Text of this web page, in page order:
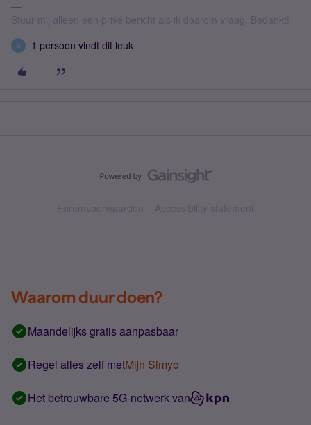
Stuur mij alleen een privé bericht als ik daarom vraag. Bedankt!
M 1 persoon vindt dit leuk
Forumvoorwaarden Accessibility statement
Waarom duur doen?
Maandelijks gratis aanpasbaar
Regel alles zelf metMijn Simyo
Het betrouwbare 5G-netwerk van